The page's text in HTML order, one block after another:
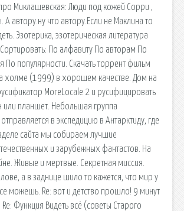
Миклашевская: Люди под кожей Сорри ,
А автору.ну что автору.Если не Маклина то
Эзотерика, эзотерическая литература
По алфавиту По авторам По
По популярности. Скачать торрент фильм
холме (1999) в хорошем качестве. Дом на
MoreLocale 2 и русифицировать
или планшет. Небольшая группа
в экспедицию в Антарктиду, где
сайта мы собираем лучшие
и зарубежных фантастов. На
Живые и мертвые. Секретная миссия.
а в заднице шило то кажется, что мир у
можешь. Re: вот и детство прошло! 9 минут
Функция Видеть всё (советы Старого